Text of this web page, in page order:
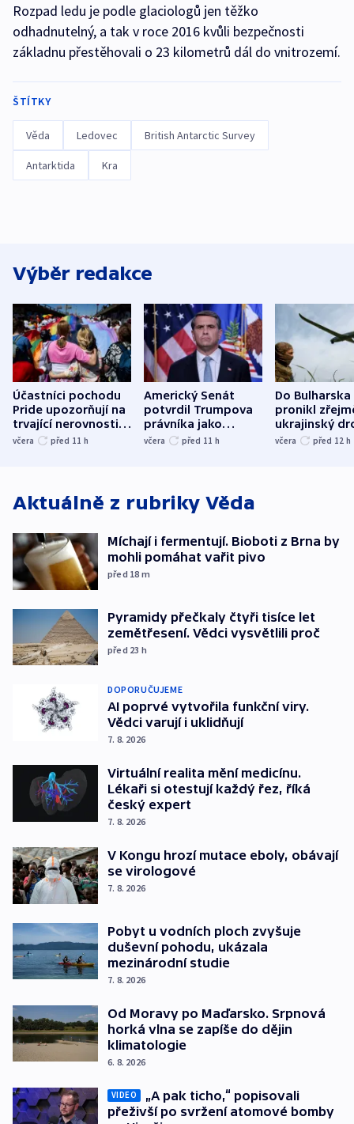
Rozpad ledu je podle glaciologů jen těžko
odhadnutelný, a tak v roce 2016 kvůli bezpečnosti
základnu přestěhovali o 23 kilometrů dál do vnitrozemí.
ŠTÍTKY
Věda Ledovec British Antarctic Survey
Antarktida Kra
Výběr redakce
Účastníci pochodu
Pride upozorňují na
trvající nerovnosti i
společenskou
včera před 11 h
Americký Senát
potvrdil Trumpova
právníka jako
ministra
včera před 11 h
Do Bulharska
pronikl
ukrajinský
explodoval
včera před 12 h
Aktuálně z rubriky Věda
Míchají i fermentují. Bioboti z Brna by
mohli pomáhat vařit pivo
před 18 m
Pyramidy přečkaly čtyři tisíce let
zemětřesení. Vědci vysvětlili proč
před 23 h
DOPORUČUJEME
AI poprvé vytvořila funkční viry.
Vědci varují i uklidňují
7. 8. 2026
Virtuální realita mění medicínu.
Lékaři si otestují každý řez, říká
český expert
7. 8. 2026
V Kongu hrozí mutace eboly, obávají
se virologové
7. 8. 2026
Pobyt u vodních ploch zvyšuje
duševní pohodu, ukázala
mezinárodní studie
7. 8. 2026
Od Moravy po Maďarsko. Srpnová
horká vlna se zapíše do dějin
klimatologie
6. 8. 2026
VIDEO
„A pak ticho,“ popisovali
přeživší po svržení atomové bomby